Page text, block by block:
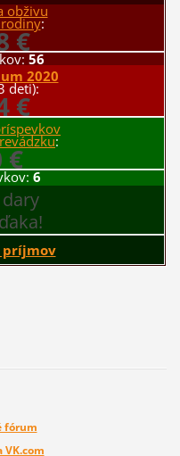
obživu
:
€
56
2020
deti):
€
:
€
6
príjmov
fórum
VK.com